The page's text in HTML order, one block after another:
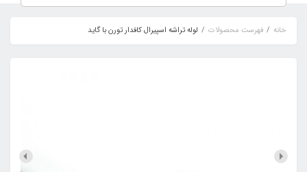
خانه فهرست محصولات لوله تراشه اسپیرال کافدار تورن با گاید